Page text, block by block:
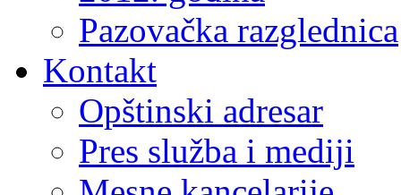
Pazovačka razglednica
Kontakt
Opštinski adresar
Pres služba i mediji